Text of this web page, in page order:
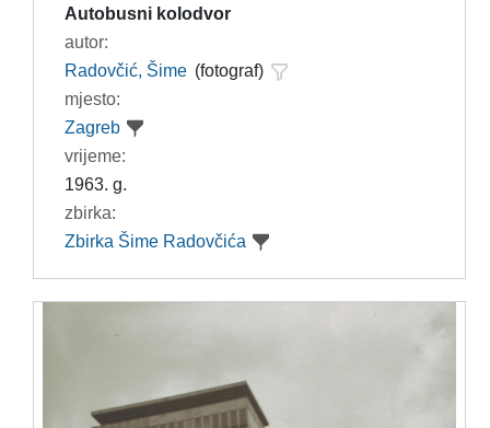
Autobusni kolodvor
autor:
Radovčić, Šime (fotograf)
mjesto:
Zagreb
vrijeme:
1963. g.
zbirka:
Zbirka Šime Radovčića